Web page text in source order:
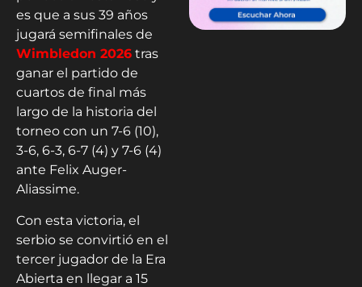
es que a sus 39 años
jugará semifinales de
Wimbledon 2026 tras
ganar el partido de
cuartos de final más
largo de la historia del
torneo con un 7-6 (10),
3-6, 6-3, 6-7 (4) y 7-6 (4)
ante Felix Auger-
Aliassime.
Con esta victoria, el
serbio se convirtió en el
tercer jugador de la Era
Abierta en llegar a 15